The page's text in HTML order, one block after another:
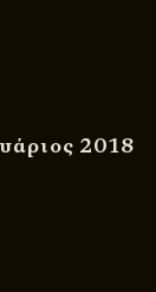
2018